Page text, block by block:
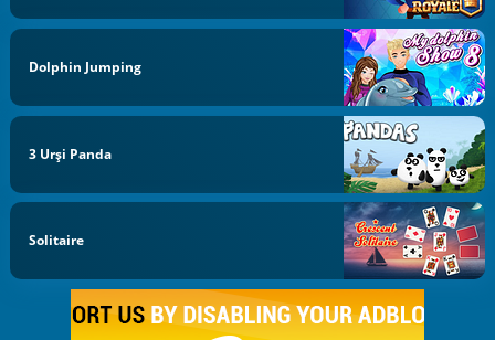
Dolphin Jumping
3 Urși Panda
Solitaire